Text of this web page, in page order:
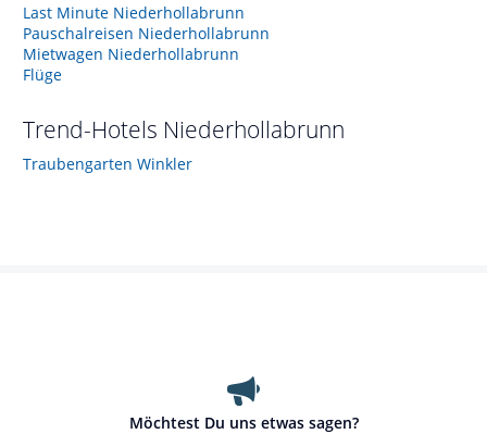
Last Minute Niederhollabrunn
Pauschalreisen Niederhollabrunn
Mietwagen Niederhollabrunn
Flüge
Trend-Hotels Niederhollabrunn
Traubengarten Winkler
Möchtest Du uns etwas sagen?